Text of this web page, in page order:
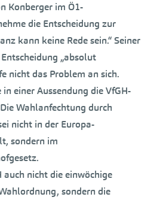
Konberger im Ö1-
die Entscheidung zur
kann keine Rede sein.“ Seiner
„absolut
nicht das Problem an sich.
einer Aussendung die VfGH-
Wahlanfechtung durch
nicht in der Europa-
sondern im
auch nicht die einwöchige
sondern die